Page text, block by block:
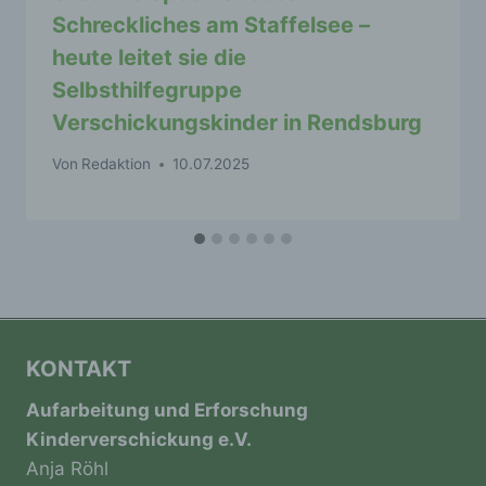
Schreckliches am Staffelsee –
heute leitet sie die
Selbsthilfegruppe
Verschickungskinder in Rendsburg
Von Redaktion 10.07.2025
KONTAKT
Aufarbeitung und Erforschung
Kinderverschickung e.V.
Anja Röhl
Online-Kennung oder zu einem oder
mehreren besonderen Merkmalen, die
Ausdruck der physischen, physiologischen,
genetischen, psychischen, wirtschaftlichen,
kulturellen oder sozialen Identität dieser
natürlichen Person sind, identifiziert werden
personenbezogene Daten von dem für die
werden.
c) Verarbeitung